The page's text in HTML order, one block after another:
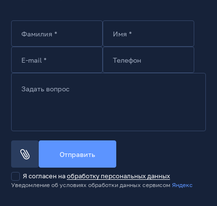
Рабочее напряжение, В
Прочие характеристики
Литые разъемы
Тип упаковки
RTL
Фамилия * Имя *
E-mail * Телефон
Задать вопрос
Отправить
Я согласен наобработку персональных данных
Уведомление об условиях обработки данных сервисомЯндекс